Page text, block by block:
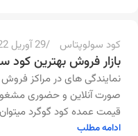
کود سولوپتاس 29 آوریل 2022
بازار فروش بهترین
نمایندگی های در مراکز
صورت آنلاین و حضوری
قیمت عمده کود گوگرد
ادامه مطلب